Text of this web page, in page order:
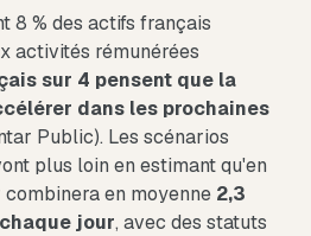
8 % des actifs français
activités rémunérées
sur 4 pensent que la
dans les prochaines
Public). Les scénarios
plus loin en estimant qu'en
en moyenne 2,3
jour, avec des statuts